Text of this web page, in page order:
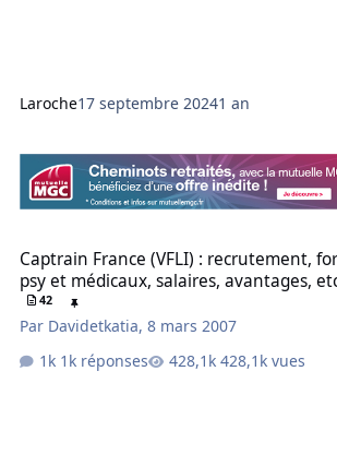
Laroche17 septembre 20241 an
Captrain France (VFLI) : recrutement,
psy et médicaux, salaires, avantages,
42
Par Davidetkatia,8 mars 2007
1k réponses
428,1k vues